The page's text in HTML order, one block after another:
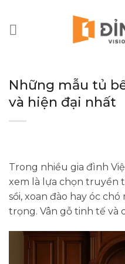
nội
Những mẫu tủ
và hiện đại nhất
Trong nhiều gia đình
xem là lựa chọn truyền
sồi, xoan đào hay óc
trọng. Vân gỗ tinh tế và